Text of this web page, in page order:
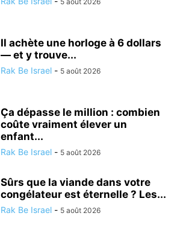
Il achète une horloge à 6 dollars
— et y trouve...
Rak Be Israel - 5 août 2026
Ça dépasse le million : combien
coûte vraiment élever un
enfant...
Rak Be Israel - 5 août 2026
Sûrs que la viande dans votre
congélateur est éternelle ? Les...
Rak Be Israel - 5 août 2026